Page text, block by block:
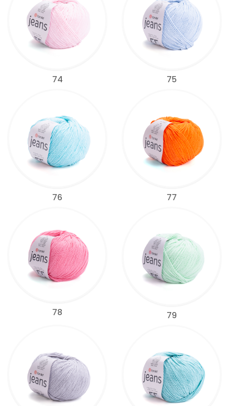
74 75
76 77
78 79